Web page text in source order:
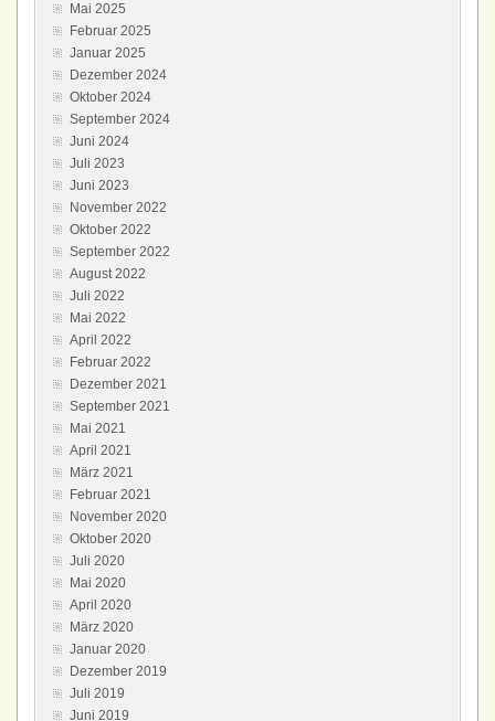
Mai 2025
Februar 2025
Januar 2025
Dezember 2024
Oktober 2024
September 2024
Juni 2024
Juli 2023
Juni 2023
November 2022
Oktober 2022
September 2022
August 2022
Juli 2022
Mai 2022
April 2022
Februar 2022
Dezember 2021
September 2021
Mai 2021
April 2021
März 2021
Februar 2021
November 2020
Oktober 2020
Juli 2020
Mai 2020
April 2020
März 2020
Januar 2020
Dezember 2019
Juli 2019
Juni 2019